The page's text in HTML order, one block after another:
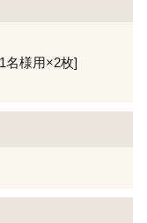
名様用×2枚]